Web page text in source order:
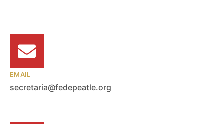
EMAIL
secretaria@fedepeatle.org